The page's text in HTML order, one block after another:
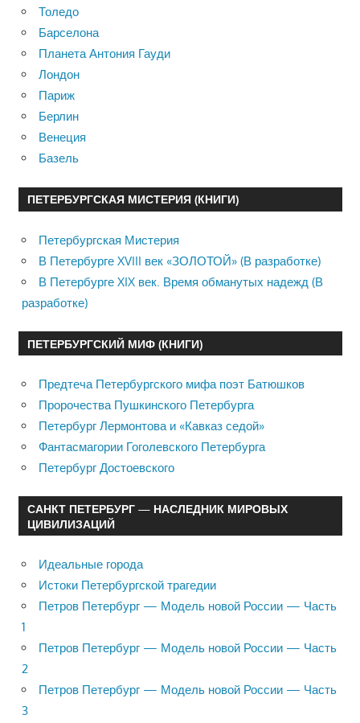
Толедо
Барселона
Планета Антония Гауди
Лондон
Париж
Берлин
Венеция
Базель
ПЕТЕРБУРГСКАЯ МИСТЕРИЯ (КНИГИ)
Петербургская Мистерия
В Петербурге XVIII век «ЗОЛОТОЙ» (В разработке)
В Петербурге XIX век. Время обманутых надежд (В
разработке)
ПЕТЕРБУРГСКИЙ МИФ (КНИГИ)
Предтеча Петербургского мифа поэт Батюшков
Пророчества Пушкинского Петербурга
Петербург Лермонтова и «Кавказ седой»
Фантасмагории Гоголевского Петербурга
Петербург Достоевского
САНКТ ПЕТЕРБУРГ — НАСЛЕДНИК МИРОВЫХ
ЦИВИЛИЗАЦИЙ
Идеальные города
Истоки Петербургской трагедии
Петров Петербург — Модель новой России — Часть
1
Петров Петербург — Модель новой России — Часть
2
Петров Петербург — Модель новой России — Часть
3